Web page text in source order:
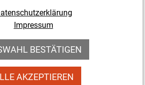
ihren Betrieb endgültig eingestellt.
die Grundstücke im Herbst
und wollen den Fabrikhof mit
weiterführen. So soll es
Kurse geben, auch
Impressum
BESTÄTIGEN
AKZEPTIEREN